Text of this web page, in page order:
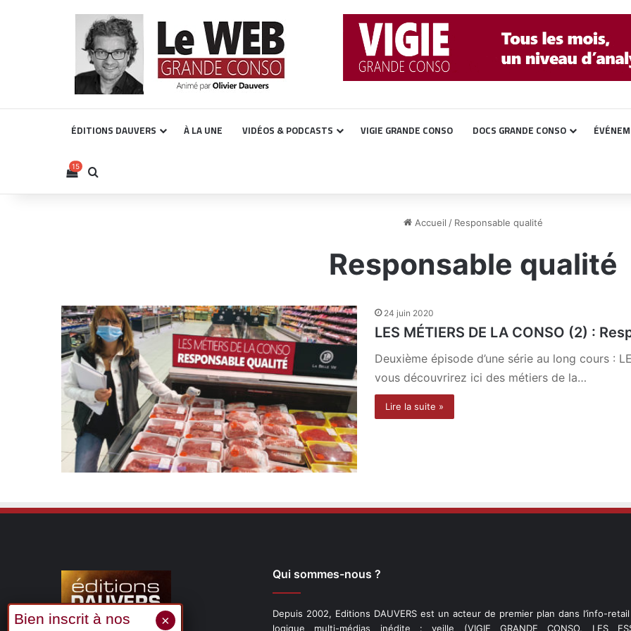
ÉDITIONS DAUVERS À LA UNE VIDÉOS & PODCASTS VIGIE GRANDE CONSO DOCS GRANDE CONSO
15Voir votre panier
Rechercher
Accueil / Responsable qualité
Responsable qualité
24 juin 2020
LES MÉTIERS DE LA CONSO (2) :
Deuxième épisode d’une série au long cours :
vous découvrirez ici des métiers de la…
Lire la suite »
Qui sommes-nous ?
Depuis 2002, Editions DAUVERS est un acteur de premier plan dans l’info-
logique multi-médias inédite : veille (VIGIE GRANDE CONSO, LES